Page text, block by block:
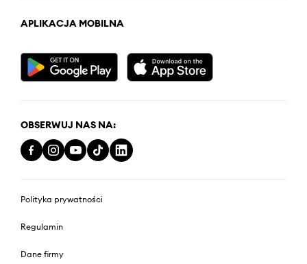
APLIKACJA MOBILNA
OBSERWUJ NAS NA:
Polityka prywatności
Regulamin
Dane firmy